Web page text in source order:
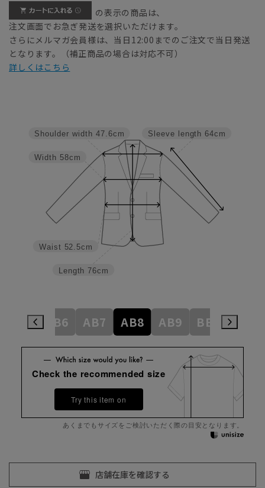
の表示の商品は、
注文画面でお急ぎ発送を選択いただけます。
さらにメルマガ会員様は、当日12:00までのご注文で当日発送
となります。（補正商品の場合は対応不可）
詳しくはこちら
Sleeve length 64cm
Length 76cm
Waist 52.5cm
Width 58cm
Shoulder width 47.6cm
AB6 AB7 AB8 AB9 BE3
Check the recommended size
Try this item on
あくまでもサイズをご検討いただく際の目安となります。